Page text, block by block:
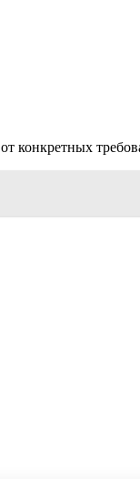
конкретных